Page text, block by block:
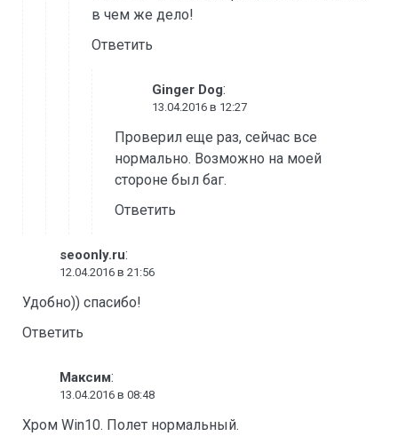
в чем же дело!
Ответить
Ginger Dog:
13.04.2016 в 12:27
Проверил еще раз, сейчас все
нормально. Возможно на моей
стороне был баг.
Ответить
seoonly.ru:
12.04.2016 в 21:56
Удобно)) спасибо!
Ответить
Максим:
13.04.2016 в 08:48
Хром Win10. Полет нормальный.